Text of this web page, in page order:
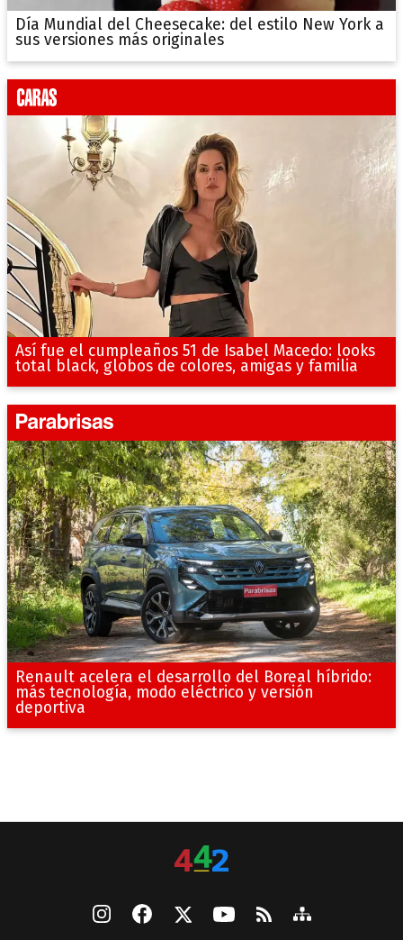
Día Mundial del Cheesecake: del estilo New York a
sus versiones más originales
Así fue el cumpleaños 51 de Isabel Macedo: looks
total black, globos de colores, amigas y familia
Renault acelera el desarrollo del Boreal híbrido:
más tecnología, modo eléctrico y versión
deportiva